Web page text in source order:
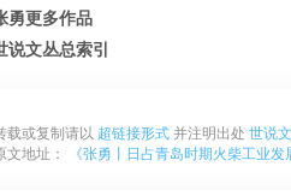
勇更多作品
说文丛总索引
载或复制请以 超链接形式 并注明出处 世说
文地址：
《张勇丨日占青岛时期火柴工业发